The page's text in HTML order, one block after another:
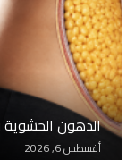
الدهون الحشوية
أغسطس 6, 2026